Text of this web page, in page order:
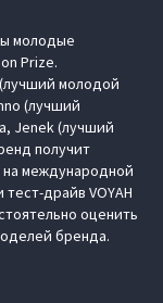
молодые
Prize.
молодой
(лучший
Jenek (лучший
получит
международной
драйв VOYAH
оценить
бренда.